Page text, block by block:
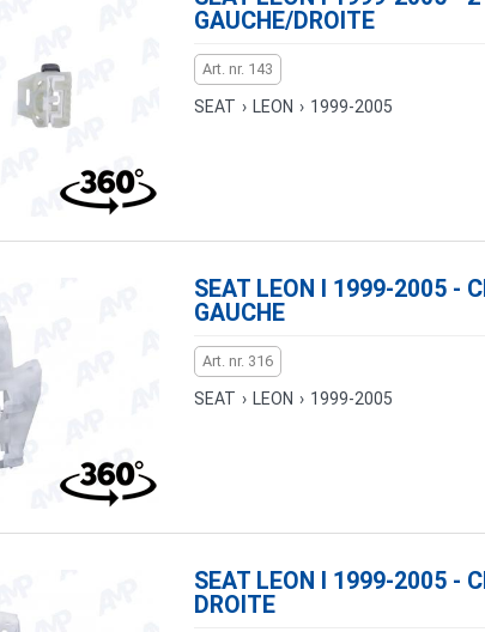
GAUCHE/DROITE
Art. nr. 143
SEAT › LEON › 1999-2005
SEAT LEON I 1999-2005 -
GAUCHE
Art. nr. 316
SEAT › LEON › 1999-2005
SEAT LEON I 1999-2005 -
DROITE